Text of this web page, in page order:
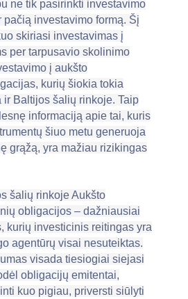
ne tik pasirinkti investavimo
pačią investavimo formą. Šį
skiriasi investavimas į
per tarpusavio skolinimo
į aukšto
kurių šiokia tokia
ir Baltijos šalių rinkoje. Taip
informaciją apie tai, kuris
šiuo metu generuoja
grąžą, yra mažiau rizikingas
šalių rinkoje Aukšto
obligacijos – dažniausiai
kurių investicinis reitingas yra
agentūrų visai nesuteiktas.
visada tiesiogiai siejasi
obligacijų emitentai,
kuo pigiau, priversti siūlyti